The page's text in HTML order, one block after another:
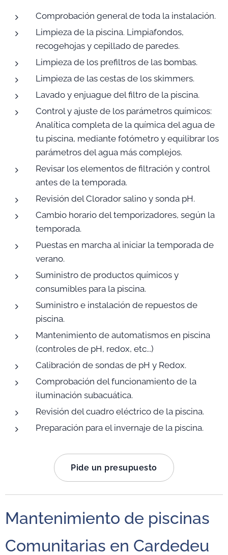
Comprobación general de toda la instalación.
Limpieza de la piscina. Limpiafondos,
recogehojas y cepillado de paredes.
Limpieza de los prefiltros de las bombas.
Limpieza de las cestas de los skimmers.
Lavado y enjuague del filtro de la piscina.
Control y ajuste de los parámetros químicos:
Analítica completa de la química del agua de
tu piscina, mediante fotómetro y equilibrar los
parámetros del agua más complejos.
Revisar los elementos de filtración y control
antes de la temporada.
Revisión del Clorador salino y sonda pH.
Cambio horario del temporizadores, según la
temporada.
Puestas en marcha al iniciar la temporada de
verano.
Suministro de productos químicos y
consumibles para la piscina.
Suministro e instalación de repuestos de
piscina.
Mantenimiento de automatismos en piscina
(controles de pH, redox, etc...)
Calibración de sondas de pH y Redox.
Comprobación del funcionamiento de la
iluminación subacuática.
Revisión del cuadro eléctrico de la piscina.
Preparación para el invernaje de la piscina.
Pide un presupuesto
Mantenimiento de piscinas
Comunitarias en Cardedeu